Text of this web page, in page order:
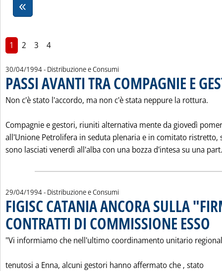
1 2 3 4
30/04/1994- Distribuzione e Consumi
PASSI AVANTI TRA COMPAGNIE E
Non c'è stato l'accordo, ma non c'è stata neppure la rottura.
Compagnie e gestori, riuniti alternativa mente da giovedì
all'Unione Petrolifera in seduta plenaria e in comitato ristretto,
sono lasciati venerdì all'alba con una bozza d'intesa su una
29/04/1994- Distribuzione e Consumi
FIGISC CATANIA ANCORA SULLA
CONTRATTI DI COMMISSIONE ESSO
"Vi informiamo che nell'ultimo coordinamento unitario
tenutosi a Enna, alcuni gestori hanno affermato che ‚ stato